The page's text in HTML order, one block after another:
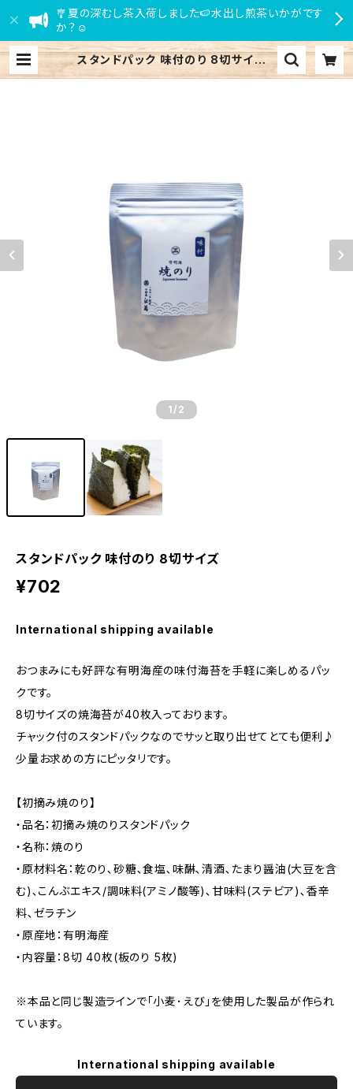
🎐夏の深むし茶入荷しました🍉水出し煎茶いかがです
か？☺
スタンドパック 味付のり 8切サイズ |
小田原 江嶋
1 /2
スタンドパック 味付のり 8切サイズ
¥702
International shipping available
おつまみにも好評な有明海産の味付海苔を手軽に楽しめるパッ
クです。
8切サイズの焼海苔が40枚入っております。
チャック付のスタンドパックなのでサッと取り出せてとても便利♪
少量お求めの方にピッタリです。
【初摘み焼のり】
・品名：初摘み焼のりスタンドパック
・名称：焼のり
・原材料名：乾のり､砂糖､食塩､味醂､清酒､たまり醤油(大豆を含
む)､こんぶエキス/調味料(アミノ酸等)､甘味料(ステビア)､香辛
料､ゼラチン
・原産地：有明海産
・内容量：8切 40枚(板のり 5枚)
※本品と同じ製造ラインで｢小麦･えび｣を使用した製品が作られ
ています。
International shipping available